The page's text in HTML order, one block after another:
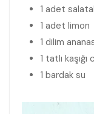
1 adet
1 adet limon
1 dilim
1 tatlı
1 bardak su